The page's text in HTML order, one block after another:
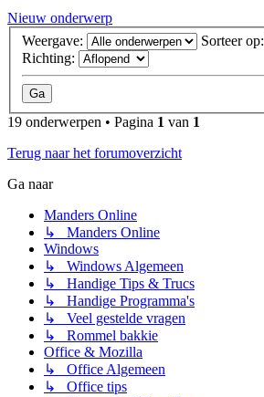
Nieuw onderwerp
Weergave:
Sorteer op:
Richting:
19 onderwerpen • Pagina 1 van 1
Terug naar het forumoverzicht
Ga naar
Manders Online
↳ Manders Online
Windows
↳ Windows Algemeen
↳ Handige Tips & Trucs
↳ Handige Programma's
↳ Veel gestelde vragen
↳ Rommel bakkie
Office & Mozilla
↳ Office Algemeen
↳ Office tips